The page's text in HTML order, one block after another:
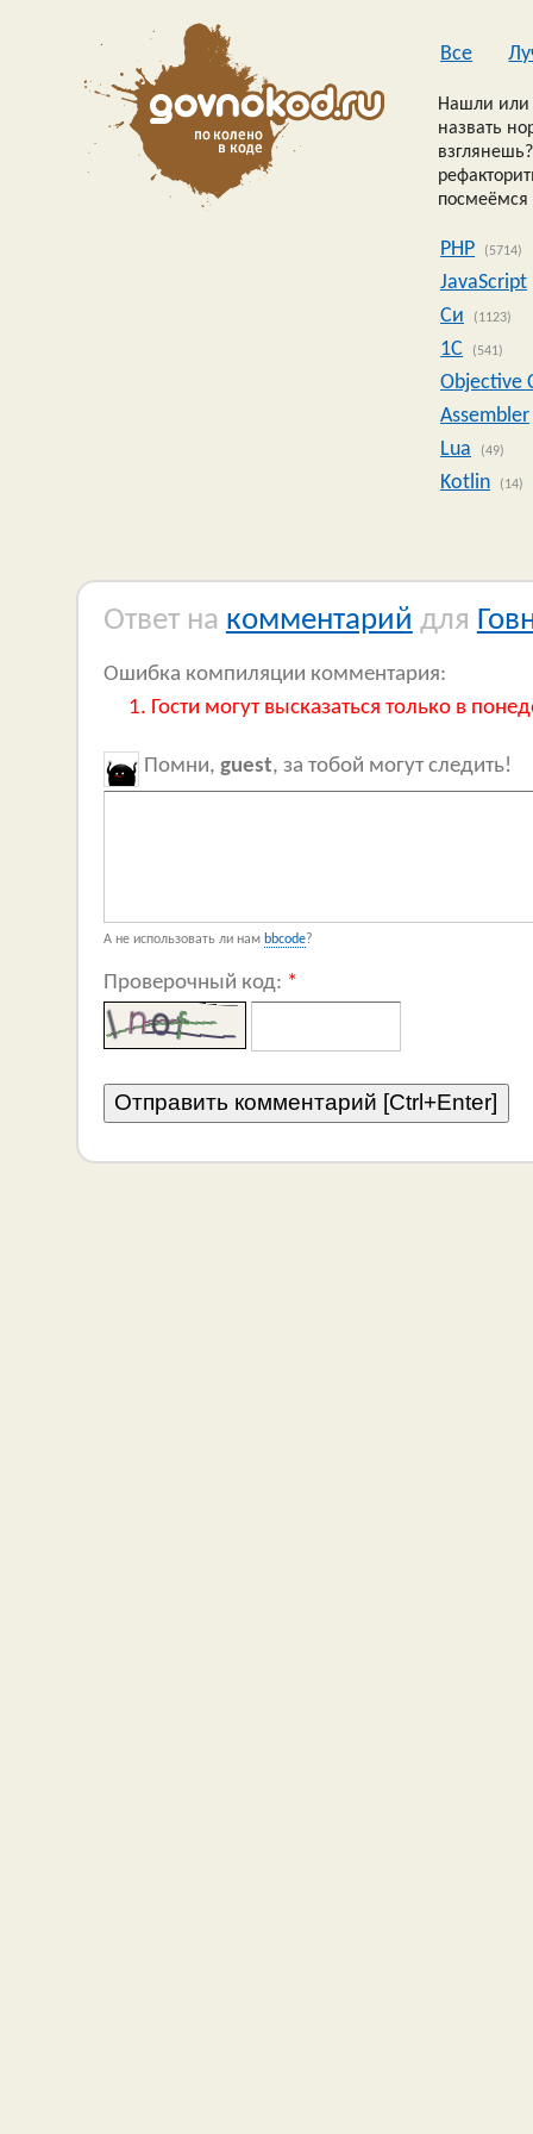
Все
Нашли или
назвать
посмеёмся
PHP (5714)
JavaScript
Си
(1123)
1C (541)
Objective
Assembler
Lua
(49)
Kotlin (14)
Ответ на комментарий для
Ошибка компиляции комментария:
Гости могут высказаться только в
Помни, guest, за тобой могут следить!
А не использовать ли нам bbcode?
Проверочный код: *